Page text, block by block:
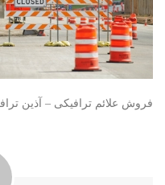
فروش علائم ترافیکی – آذین